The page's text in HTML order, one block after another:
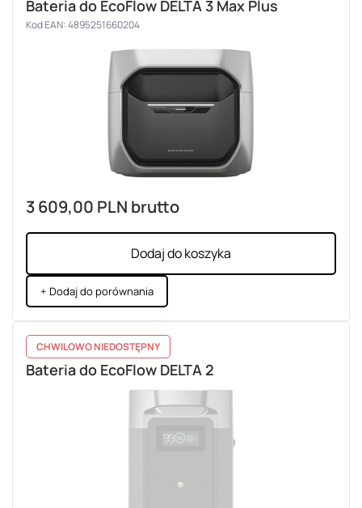
Bateria do EcoFlow DELTA 3 Max Plus
Kod EAN: 4895251660204
3 609,00 PLN brutto
Dodaj do koszyka
+ Dodaj do porównania
CHWILOWO NIEDOSTĘPNY
Bateria do EcoFlow DELTA 2